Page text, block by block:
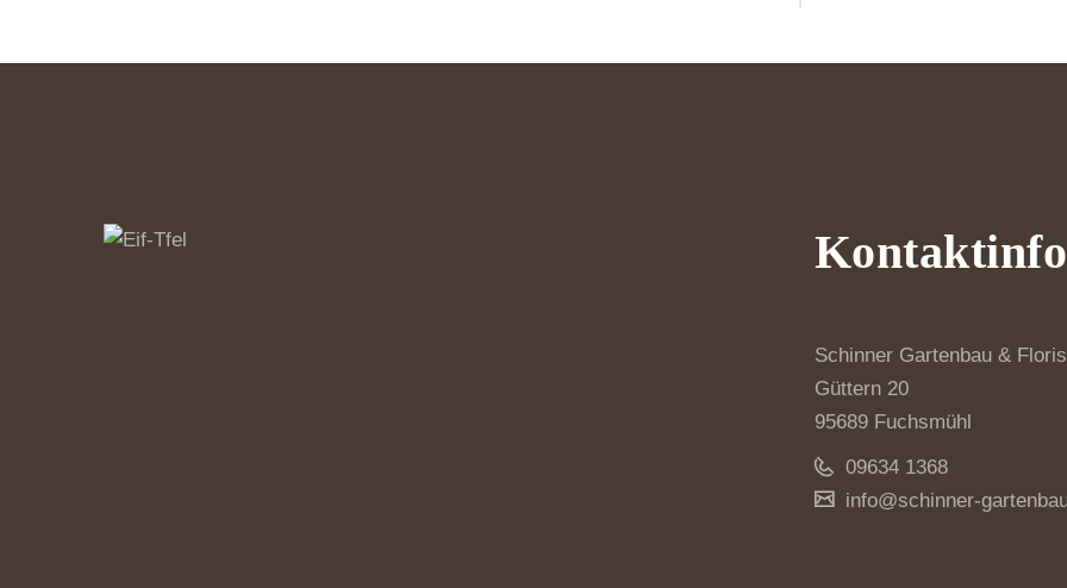
Kontaktinfo
Schinner Gartenbau &
Güttern 20
95689 Fuchsmühl
09634 1368
info@schinner-